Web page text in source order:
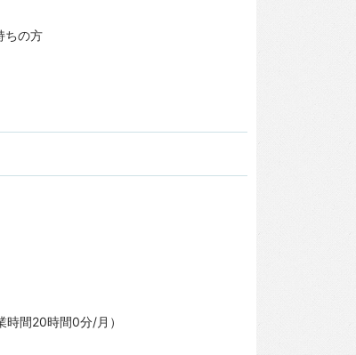
ちの方
間20時間0分/月）